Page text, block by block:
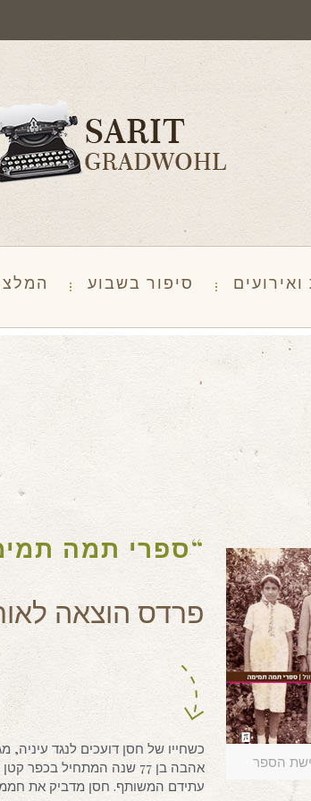
סיפור בשבוע
הספר
“ספרי תמה
פרדס הוצאה לאור,
כשחייו של חסן דועכים לנגד
אהבה בן 77 שנה המתחיל
עתידם המשותף. חסן מדביק את